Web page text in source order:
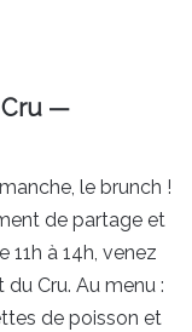
Cru —
le brunch !
de partage et
à 14h, venez
Cru. Au menu :
de poisson et